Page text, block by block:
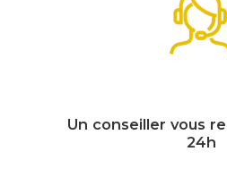
Un conseiller vous
24h